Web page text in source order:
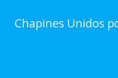
Chapines Unidos